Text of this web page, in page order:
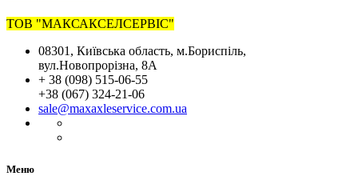
ТОВ "МАКСАКСЕЛСЕРВІС"
08301, Київська область, м.Бориспіль,
вул.Новопрорізна, 8А
+ 38 (098) 515-06-55
+38 (067) 324-21-06
sale@maxaxleservice.com.ua
Меню